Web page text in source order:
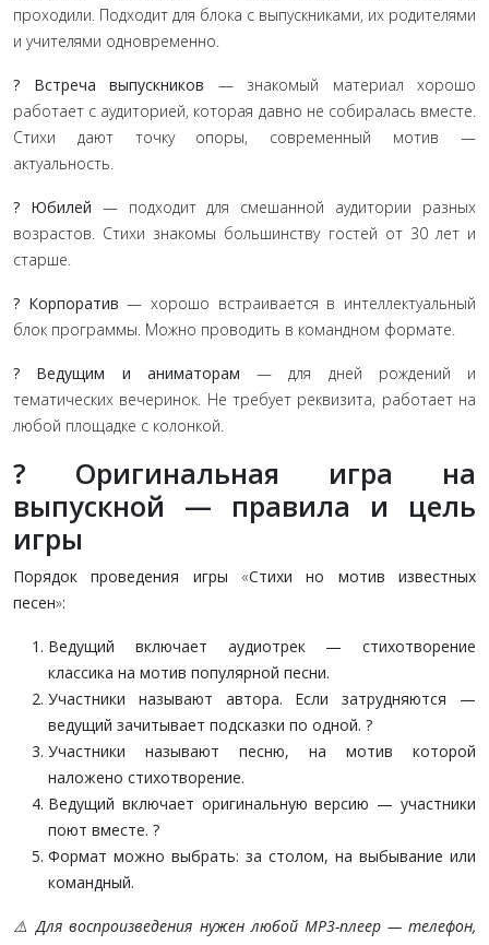
проходили. Подходит для блока с выпускниками, их родителями
и учителями одновременно.
? Встреча выпускников — знакомый материал хорошо
работает с аудиторией, которая давно не собиралась вместе.
Стихи дают точку опоры, современный мотив —
актуальность.
? Юбилей — подходит для смешанной аудитории разных
возрастов. Стихи знакомы большинству гостей от 30 лет и
старше.
? Корпоратив — хорошо встраивается в интеллектуальный
блок программы. Можно проводить в командном формате.
? Ведущим и аниматорам — для дней рождений и
тематических вечеринок. Не требует реквизита, работает на
любой площадке с колонкой.
? Оригинальная игра на
выпускной — правила и цель
игры
Порядок проведения игры «Стихи но мотив известных
песен»:
Ведущий включает аудиотрек — стихотворение
классика на мотив популярной песни.
Участники называют автора. Если затрудняются —
ведущий зачитывает подсказки по одной. ?
Участники называют песню, на мотив которой
наложено стихотворение.
Ведущий включает оригинальную версию — участники
поют вместе. ?
Формат можно выбрать: за столом, на выбывание или
командный.
⚠️ Для воспроизведения нужен любой MP3-плеер — телефон,